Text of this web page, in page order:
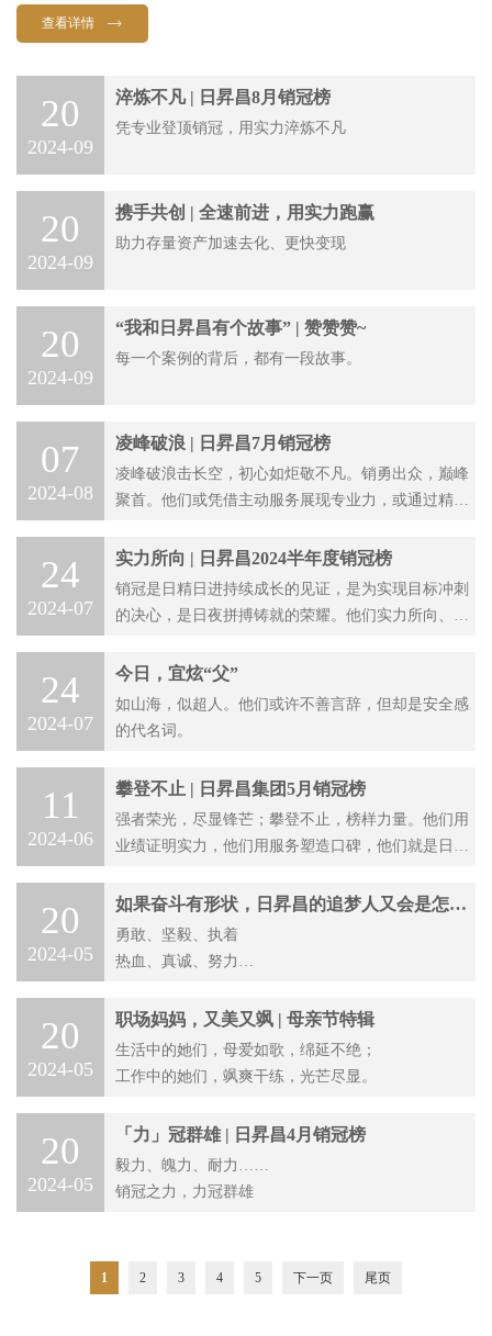
查看详情
20
2024-09
淬炼不凡 | 日昇昌8月销冠榜
凭专业登顶销冠，用实力淬炼不凡
20
2024-09
携手共创 | 全速前进，用实力跑赢
助力存量资产加速去化、更快变现
20
2024-09
“我和日昇昌有个故事” | 赞赞赞~
每一个案例的背后，都有一段故事。
07
2024-08
凌峰破浪 | 日昇昌7月销冠榜
凌峰破浪击长空，初心如炬敬不凡。销勇出众，巅峰
聚首。他们或凭借主动服务展现专业力，或通过精准
事，他们坚信用心比努力更重要。
24
2024-07
实力所向 | 日昇昌2024半年度销冠榜
销冠是日精日进持续成长的见证，是为实现目标冲刺
的决心，是日夜拼搏铸就的荣耀。他们实力所向、敢
24
2024-07
今日，宜炫“父”
如山海，似超人。他们或许不善言辞，但却是安全感
的代名词。
11
2024-06
攀登不止 | 日昇昌集团5月销冠榜
强者荣光，尽显锋芒；攀登不止，榜样力量。他们用
业绩证明实力，他们用服务塑造口碑，他们就是日昇
20
2024-05
如果奋斗有形状，日昇昌的追梦人又会是怎样
的？
勇敢、坚毅、执着
热血、真诚、努力
20
2024-05
职场妈妈，又美又飒 | 母亲节特辑
生活中的她们，母爱如歌，绵延不绝；
工作中的她们，飒爽干练，光芒尽显。
20
2024-05
「力」冠群雄 | 日昇昌4月销冠榜
毅力、魄力、耐力……
销冠之力，力冠群雄
1 2 3 4 5 下一页 尾页